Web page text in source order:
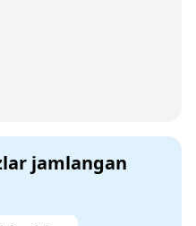
jamlangan